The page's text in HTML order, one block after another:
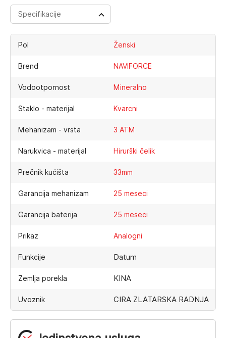
Specifikacije
Pol Ženski
Brend NAVIFORCE
Vodootpornost Mineralno
Staklo - materijal Kvarcni
Mehanizam - vrsta 3 ATM
Narukvica - materijal Hirurški čelik
Prečnik kućišta 33mm
Garancija mehanizam 25 meseci
Garancija baterija 25 meseci
Prikaz Analogni
Funkcije Datum
Zemlja porekla KINA
Uvoznik CIRA ZLATARSKA RADNJA